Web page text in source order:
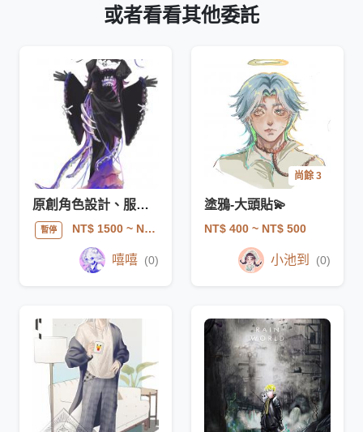
或者看看其他委託
原創角色設計、服裝設計
暫停 NT$ 1500~ NT$ 941017
嘻嘻 (0)
尚餘 3
塗鴉-大頭貼💫
NT$ 400 ~ NT$ 500
小池到 (0)